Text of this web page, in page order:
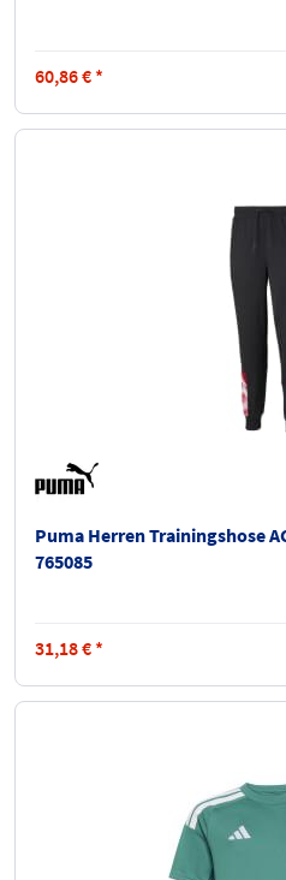
60,86€ *
Puma Herren Trainingshose
765085
31,18€ *